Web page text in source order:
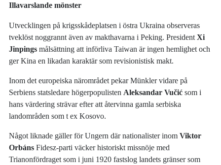
Illavarslande mönster
Utvecklingen på krigsskådeplatsen i östra Ukraina observeras
tveklöst noggrannt även av makthavarna i Peking. PresidentXi
Jinpings målsättning att införliva Taiwan är ingen hemlighet och
ger Kina en likadan karaktär som revisionistisk makt.
Inom det europeiska närområdet pekar Münkler vidare på
Serbiens statsledare högerpopulistenAleksandar Vučić som i
hans värdering strävar efter att återvinna gamla serbiska
landområden som t ex Kosovo.
Något liknade gäller för Ungern där nationalister inomViktor
Orbáns Fidesz-parti väcker historiskt missnöje med
Trianonfördraget som i juni 1920 fastslog landets gränser som